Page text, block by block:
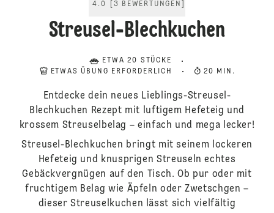
4.0 3 BEWERTUNGEN
Streusel-Blechkuchen
ETWA 20 STÜCKE
ETWAS ÜBUNG ERFORDERLICH
20 MIN.
Entdecke dein neues Lieblings-Streusel-
Blechkuchen Rezept mit luftigem Hefeteig und
krossem Streuselbelag – einfach und mega lecker!
Streusel-Blechkuchen bringt mit seinem lockeren
Hefeteig und knusprigen Streuseln echtes
Gebäckvergnügen auf den Tisch. Ob pur oder mit
fruchtigem Belag wie Äpfeln oder Zwetschgen –
dieser Streuselkuchen lässt sich vielfältig